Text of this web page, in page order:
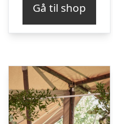
Gå til shop